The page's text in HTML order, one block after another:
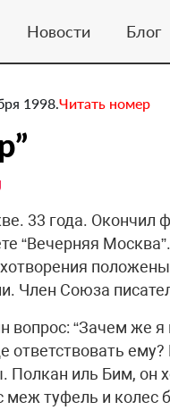
Новости Блог
1998.Читать номер
33 года. Окончил
“Вечерняя
Член Союза
вопрос: “Зачем же
Полкан иль Бим, он
туфель и колес